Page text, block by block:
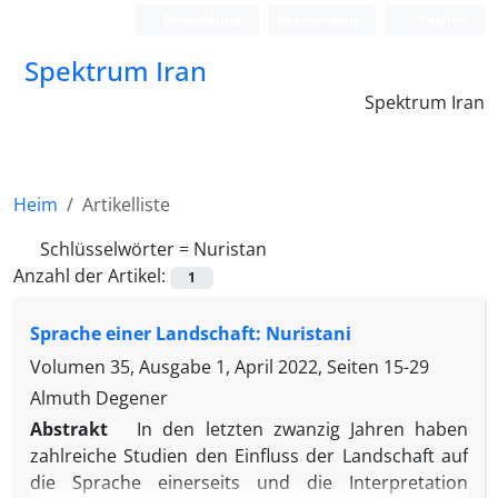
Spektrum Iran
Spektrum Iran
Heim
Artikelliste
Schlüsselwörter = Nuristan
Anzahl der Artikel:
1
Sprache einer Landschaft: Nuristani
Volumen 35, Ausgabe 1, April 2022, Seiten 15-29
Almuth Degener
Abstrakt
In den letzten zwanzig Jahren haben
zahlreiche Studien den Einfluss der Landschaft auf
die Sprache einerseits und die Interpretation